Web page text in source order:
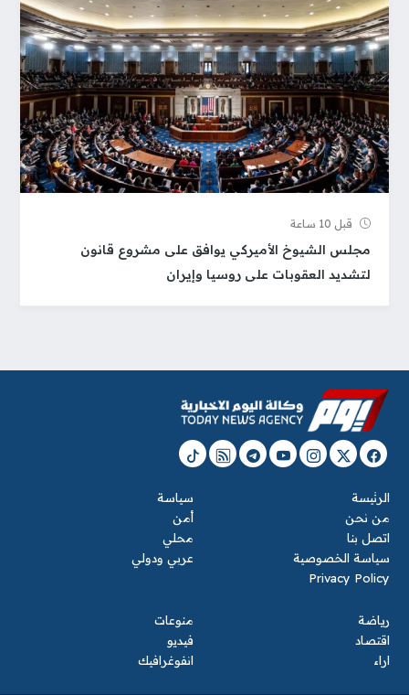
قبل 10 ساعة
مجلس الشيوخ الأميركي يوافق على مشروع قانون
لتشديد العقوبات على روسيا وإيران
الرئيسة
من نحن
اتصل بنا
سياسة الخصوصية
Privacy Policy
سياسة
أمن
محلي
عربي ودولي
رياضة
اقتصاد
اراء
منوعات
فيديو
انفوغرافيك